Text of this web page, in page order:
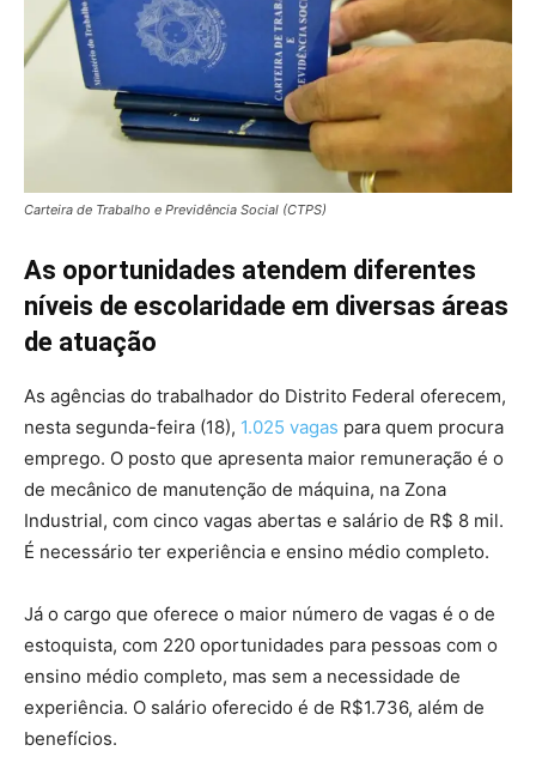
Carteira de Trabalho e Previdência Social (CTPS)
As oportunidades atendem diferentes
níveis de escolaridade em diversas áreas
de atuação
As agências do trabalhador do Distrito Federal oferecem,
nesta segunda-feira (18), 1.025 vagas para quem procura
emprego. O posto que apresenta maior remuneração é o
de mecânico de manutenção de máquina, na Zona
Industrial, com cinco vagas abertas e salário de R$ 8 mil.
É necessário ter experiência e ensino médio completo.
Já o cargo que oferece o maior número de vagas é o de
estoquista, com 220 oportunidades para pessoas com o
ensino médio completo, mas sem a necessidade de
experiência. O salário oferecido é de R$1.736, além de
benefícios.